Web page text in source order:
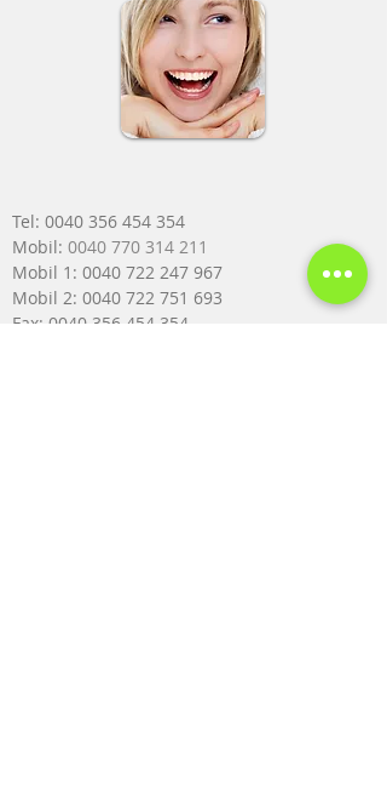
Tel: 0040 356 454 354
Mobil: 0040 770 314 211
Mobil 1: 0040 722 247 967
Mobil 2: 0040 722 751 693
Fax: 0040 356 454 354